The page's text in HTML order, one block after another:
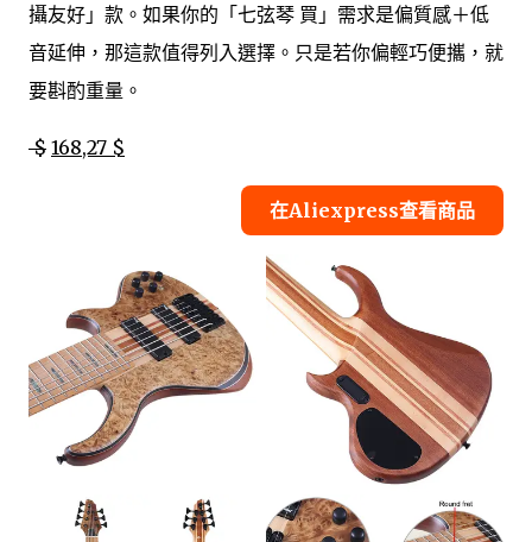
攝友好」款。如果你的「七弦琴 買」需求是偏質感＋低
音延伸，那這款值得列入選擇。只是若你偏輕巧便攜，就
要斟酌重量。
$ 168,27 $
在Aliexpress查看商品